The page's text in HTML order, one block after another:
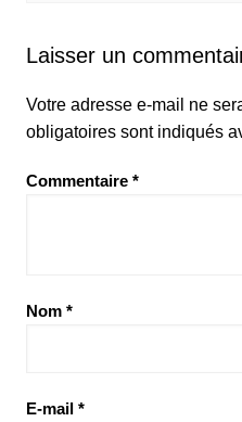
Laisser un
Votre adresse e-mail ne
obligatoires sont indiqués
Commentaire *
Nom *
E-mail *